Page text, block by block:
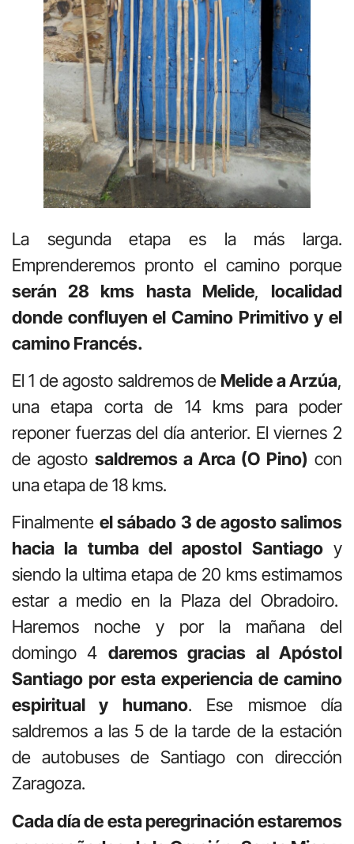
La segunda etapa es la más larga.
Emprenderemos pronto el camino porque
serán 28 kms hasta Melide, localidad
donde confluyen el Camino Primitivo y el
camino Francés.
El 1 de agosto saldremos de Melide a Arzúa,
una etapa corta de 14 kms para poder
reponer fuerzas del día anterior. El viernes 2
de agosto saldremos a Arca (O Pino) con
una etapa de 18 kms.
Finalmente el sábado 3 de agosto salimos
hacia la tumba del apostol Santiagoy
siendo la ultima etapa de 20 kms estimamos
estar a medio en la Plaza del Obradoiro.
Haremos noche y por la mañana del
domingo 4 daremos gracias al Apóstol
Santiago por esta experiencia de camino
espiritual y humano. Ese mismoe día
saldremos a las 5 de la tarde de la estación
de autobuses de Santiago con dirección
Zaragoza.
Cada día de esta peregrinación estaremos